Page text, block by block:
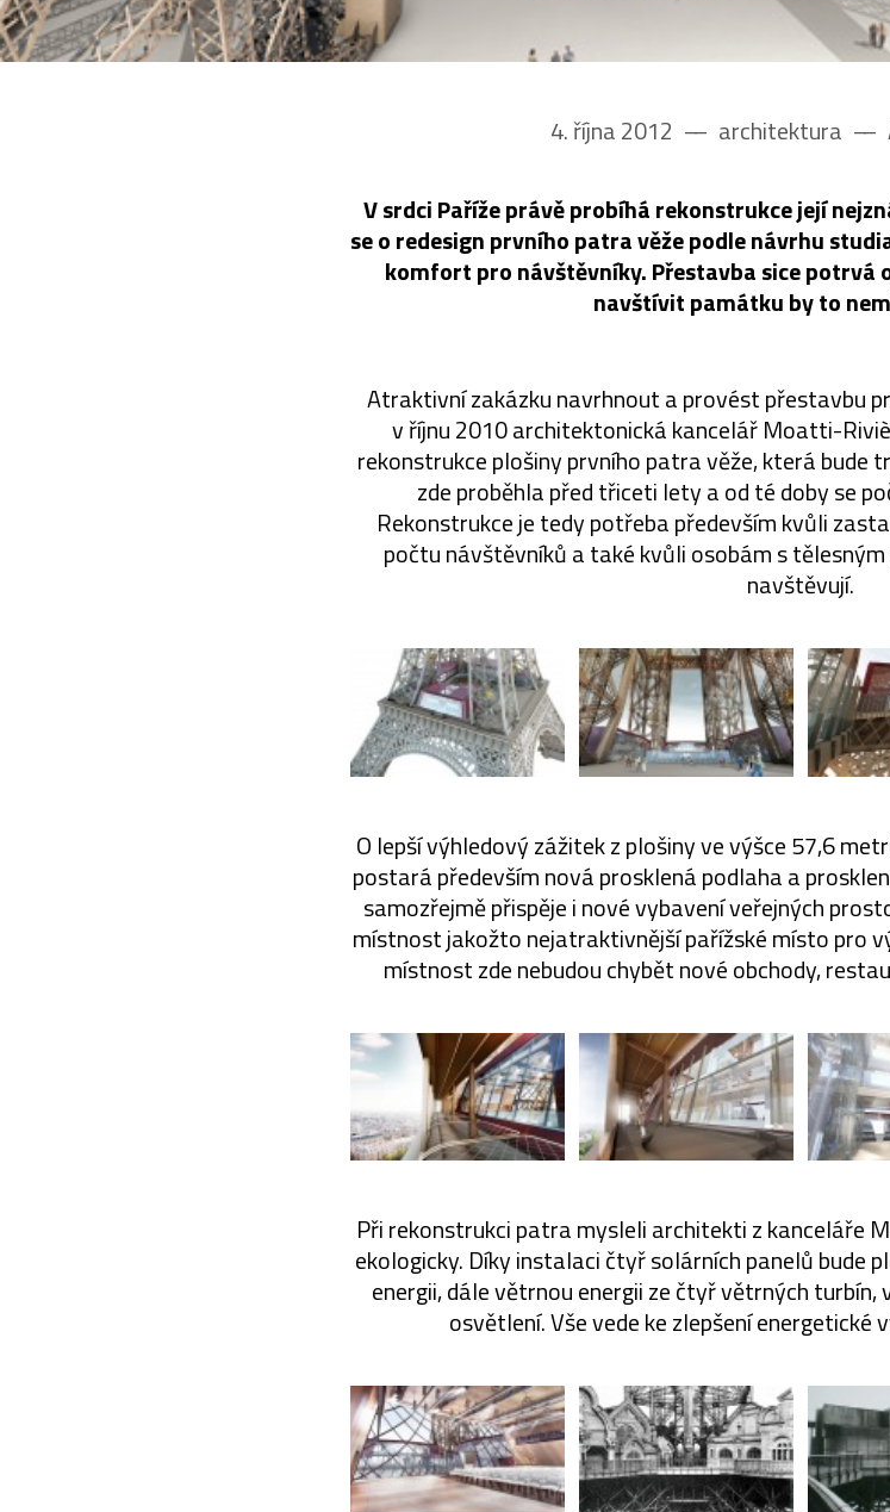
4. října 2012 –– architektura ––
V srdci Paříže právě probíhá rekonstrukce její
se o redesign prvního patra věže podle návrhu
komfort pro návštěvníky. Přestavba sice potrvá
navštívit památku by to
Atraktivní zakázku navrhnout a provést přestavbu
v říjnu 2010 architektonická kancelář Moatti-
rekonstrukce plošiny prvního patra věže, která bude
zde proběhla před třiceti lety a od té doby se
Rekonstrukce je tedy potřeba především kvůli
počtu návštěvníků a také kvůli osobám s
navštěvují.
O lepší výhledový zážitek z plošiny ve výšce 57,6
postará především nová prosklená podlaha a
samozřejmě přispěje i nové vybavení veřejných
místnost jakožto nejatraktivnější pařížské místo pro
místnost zde nebudou chybět nové obchody,
Při rekonstrukci patra mysleli architekti z kanceláře
ekologicky. Díky instalaci čtyř solárních panelů bude
energii, dále větrnou energii ze čtyř větrných turbín,
osvětlení. Vše vede ke zlepšení energetické